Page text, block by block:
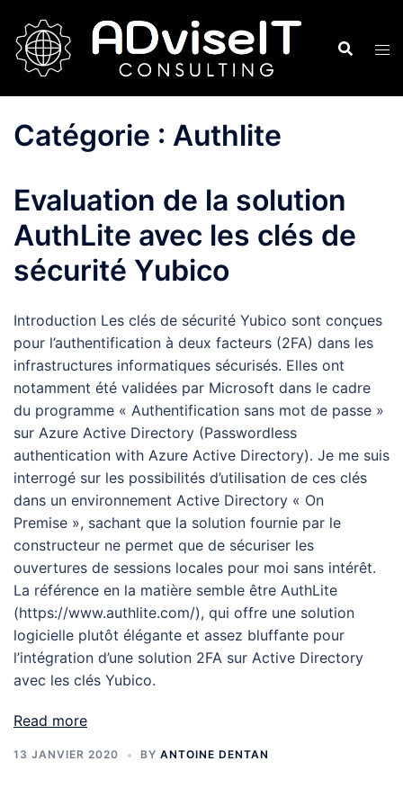
contenu
Catégorie : Authlite
Evaluation de la solution
AuthLite avec les clés de
sécurité Yubico
Introduction Les clés de sécurité Yubico sont conçues
pour l’authentification à deux facteurs (2FA) dans les
infrastructures informatiques sécurisés. Elles ont
notamment été validées par Microsoft dans le cadre
du programme « Authentification sans mot de passe »
sur Azure Active Directory (Passwordless
authentication with Azure Active Directory). Je me suis
interrogé sur les possibilités d’utilisation de ces clés
dans un environnement Active Directory « On
Premise », sachant que la solution fournie par le
constructeur ne permet que de sécuriser les
ouvertures de sessions locales pour moi sans intérêt.
La référence en la matière semble être AuthLite
(https://www.authlite.com/), qui offre une solution
logicielle plutôt élégante et assez bluffante pour
l’intégration d’une solution 2FA sur Active Directory
avec les clés Yubico.
Read more
13 JANVIER 2020 BY ANTOINE DENTAN